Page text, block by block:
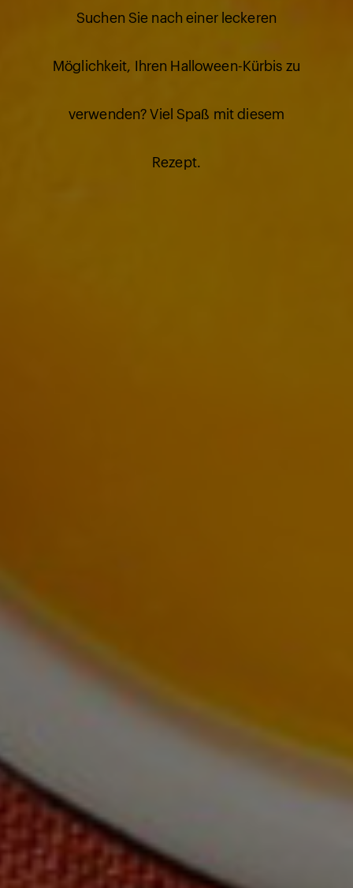
Suchen Sie nach einer leckeren
Möglichkeit, Ihren Halloween-Kürbis zu
verwenden? Viel Spaß mit diesem
Rezept.